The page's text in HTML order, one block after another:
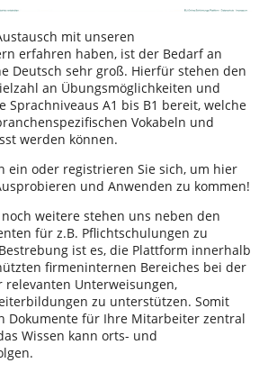
mit unseren
erfahren haben, ist der Bedarf an
Deutsch sehr groß. Hierfür stehen den
an Übungsmöglichkeiten und
Sprachniveaus A1 bis B1 bereit, welche
Vokabeln und
werden können.
ein oder registrieren Sie sich, um hier
und Anwenden zu kommen!
weitere stehen uns neben den
für z.B. Pflichtschulungen zu
ist es, die Plattform innerhalb
firmeninternen Bereiches bei der
Unterweisungen,
zu unterstützen. Somit
Dokumente für Ihre Mitarbeiter zentral
Wissen kann orts- und